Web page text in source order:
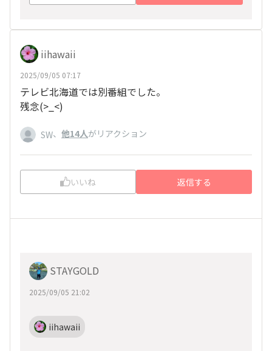
iihawaii
2025/09/05 07:17
テレビ北海道では別番組でした。
残念(>_<)
SW、 他14人がリアクション
いいね 返信する
STAYGOLD
2025/09/05 21:02
iihawaii